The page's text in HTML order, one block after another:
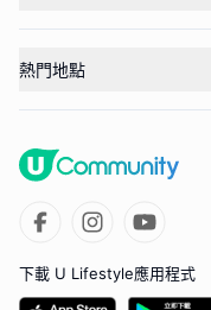
熱門地點
下載 U Lifestyle應用程式